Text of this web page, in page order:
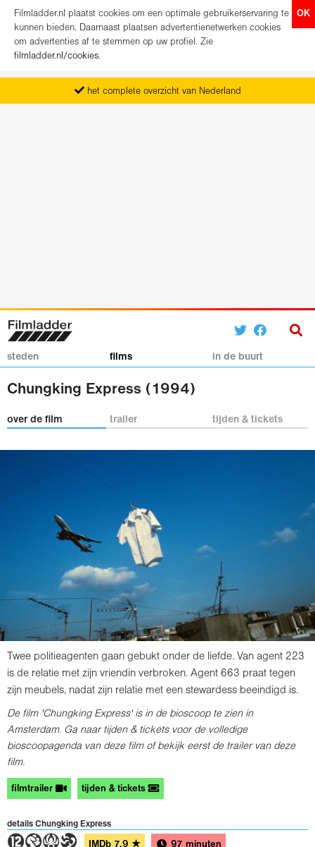
OK
Filmladder.nl plaatst cookies om een optimale gebruikerservaring te
kunnen bieden. Daarnaast plaatsen advertentienetwerken cookies
om advertenties af te stemmen op uw profiel. Zie
filmladder.nl/cookies.
het complete overzicht van Nederland
vanaf maandag het nieuwe programma
koop direct je kaartjes
steden films in de buurt
Chungking Express (1994)
over de film trailer tijden & tickets
Twee politieagenten gaan gebukt onder de liefde. Van agent 223
is de relatie met zijn vriendin verbroken. Agent 663 praat tegen
zijn meubels, nadat zijn relatie met een stewardess beeindigd is.
De film 'Chungking Express' is in de bioscoop te zien in
Amsterdam. Ga naar tijden & tickets voor de volledige
bioscoopagenda van deze film of bekijk eerst de trailer van deze
film.
filmtrailer tijden & tickets
details Chungking Express
4GAT IMDb 7.9 ★ 97 minuten